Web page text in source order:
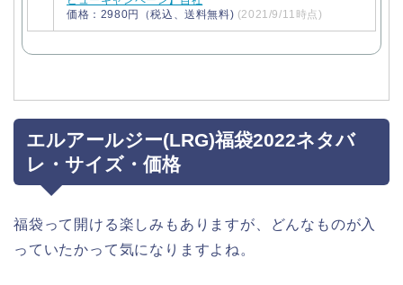
価格：2980円（税込、送料無料) (2021/9/11時点)
エルアールジー(LRG)福袋2022ネタバ
レ・サイズ・価格
福袋って開ける楽しみもありますが、どんなものが入
っていたかって気になりますよね。